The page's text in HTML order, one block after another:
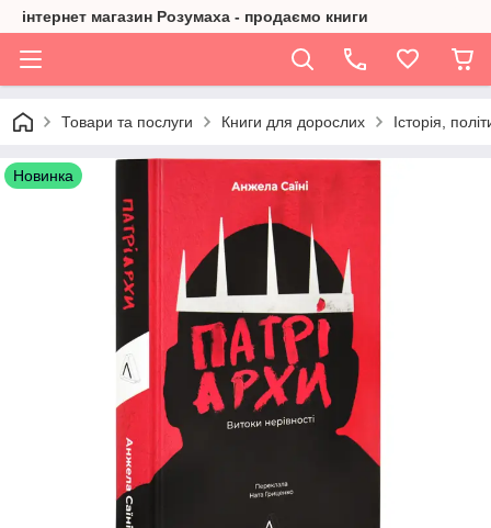
інтернет магазин Розумаха - продаємо книги
Товари та послуги Книги для дорослих Історія,
Новинка